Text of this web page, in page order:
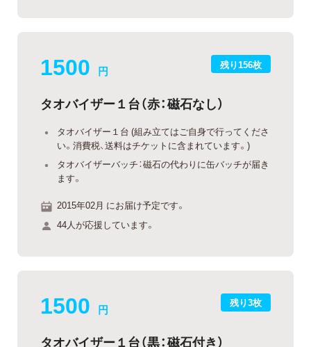
残り156枚
1500 円
タオバイザー１台（赤：磁石なし）
タオバイザー１台 (組み立てはご自身で行ってくださ
い。消費税、送料はチケットに含まれています。)
タオバイザーバッチ：磁石の代わりに缶バッチが届き
ます。
2015年02月 にお届け予定です。
44人が応援しています。
残り3枚
1500 円
タオバイザー１台（黒：磁石付き）